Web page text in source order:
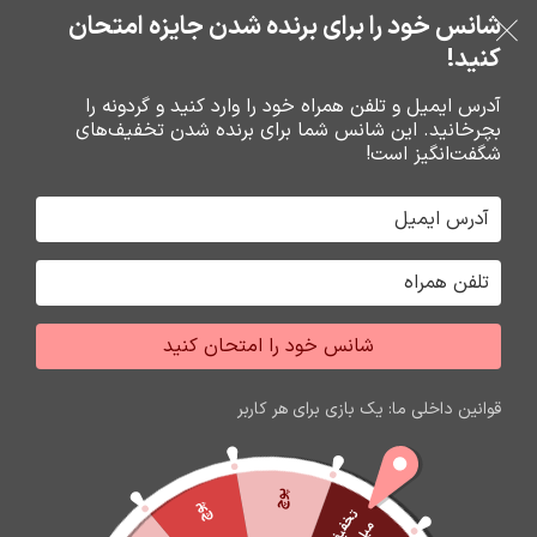
خرید قسطی با ترب‌پی
عبور به ناوبری
رفتن به محتوای اصلی
0 ریال
خانه هندزفري ها ايرپاد هندزفري بلوتوث
فروشگاه نوین تراشه گنجی
پوچ
پوچ
شانس خود را برای برنده شدن جایزه امتحان
کنید!
آدرس ایمیل و تلفن همراه خود را وارد کنید و گردونه را
بچرخانید. این شانس شما برای برنده شدن تخفیف‌های
شگفت‌انگیز است!
شانس خود را امتحان کنید
قوانین داخلی ما: یک بازی برای هر کاربر